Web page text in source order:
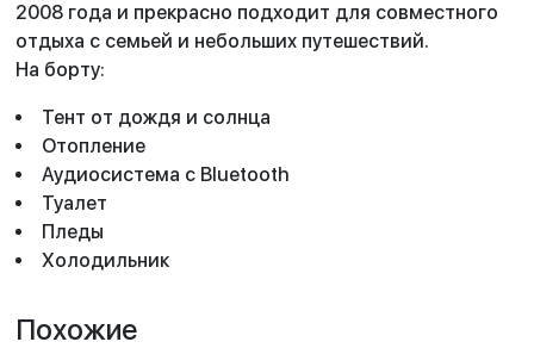
2008 года и прекрасно подходит для совместного
отдыха с семьей и небольших путешествий.
На борту:
Тент от дождя и солнца
Отопление
Аудиосистема с Bluetooth
Туалет
Пледы
Холодильник
Похожие